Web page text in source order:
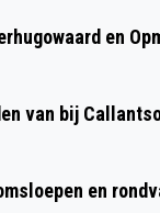
IN
en
van bij
en